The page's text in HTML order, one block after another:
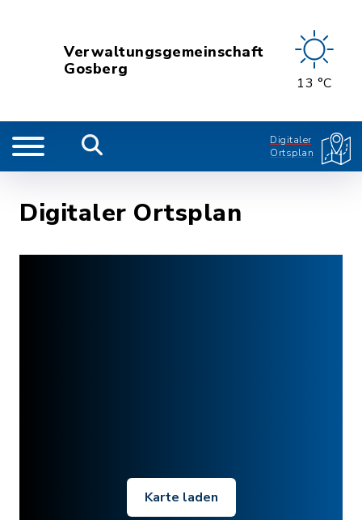
Verwaltungsgemeinschaft
Gosberg
13 °C
Digitaler
Ortsplan
Digitaler Ortsplan
Karte laden